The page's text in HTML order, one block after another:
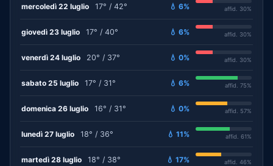
mercoledì 22 luglio 17° / 42° 💧 6% affid. 30%
giovedì 23 luglio 17° / 40° 💧 6% affid. 30%
venerdì 24 luglio 20° / 37° 💧 0% affid. 30%
sabato 25 luglio 17° / 31° 💧 6% affid. 75%
domenica 26 luglio 16° / 31° 💧 0% affid. 57%
lunedì 27 luglio 18° / 36° 💧 11% affid. 61%
martedì 28 luglio 18° / 38° 💧 17% affid. 46%